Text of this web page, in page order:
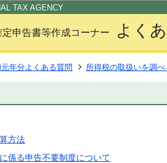
TAX AGENCY
定申告書等作成コーナー よく
年分よくある質問 所得税の取扱いを調べ
方法
係る申告不要制度について